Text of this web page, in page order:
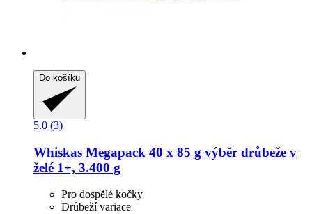
Do košíku
5.0 (3)
Whiskas Megapack 40 x 85 g výběr drůbeže v
želé 1+, 3.400 g
Pro dospělé kočky
Drůbeží variace